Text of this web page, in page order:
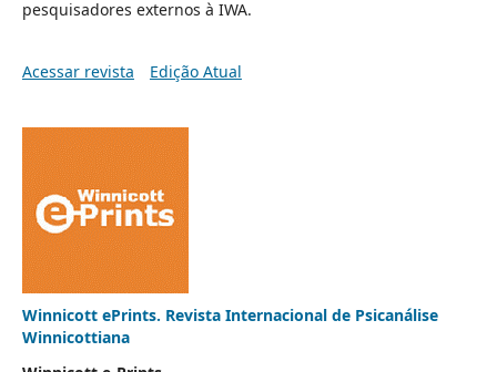
pesquisadores externos à IWA.
Acessar revista Edição Atual
Winnicott ePrints. Revista Internacional de Psicanálise
Winnicottiana